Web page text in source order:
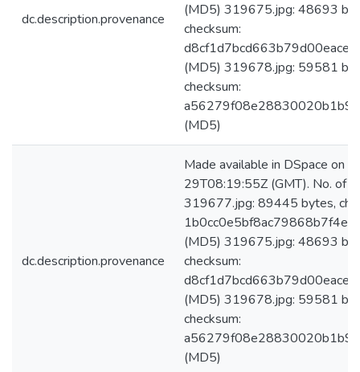
dc.description.provenance
(MD5) 319675.jpg: 48693
checksum:
(MD5) 319678.jpg: 59581
checksum:
(MD5)
dc.description.provenance
Made available in DSpace on
29T08:19:55Z (GMT). No. of
319677.jpg: 89445 bytes,
(MD5) 319675.jpg: 48693
checksum:
(MD5) 319678.jpg: 59581
checksum:
(MD5)